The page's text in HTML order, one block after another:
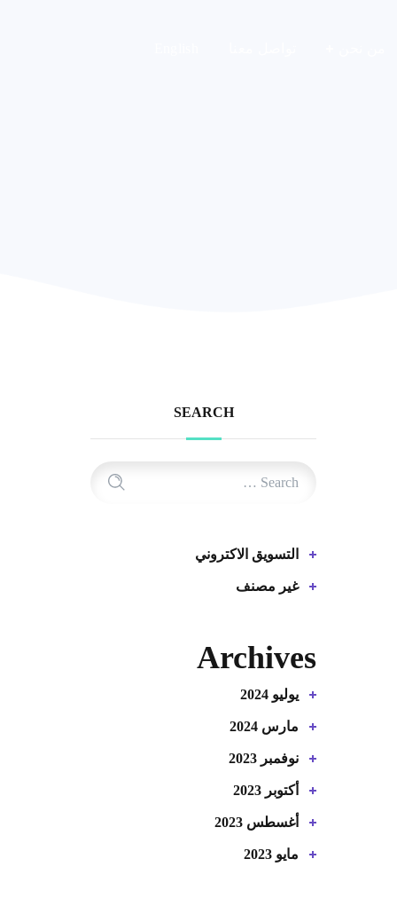
SEARCH
التسويق الاكتروني
غير مصنف
Archives
يوليو 2024
مارس 2024
نوفمبر 2023
أكتوبر 2023
أغسطس 2023
مايو 2023